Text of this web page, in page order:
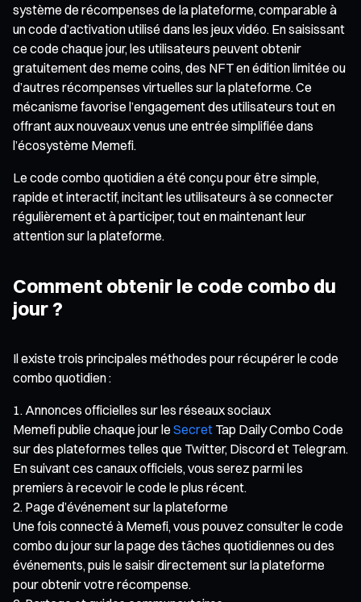
système de récompenses de la plateforme, comparable à
un code d’activation utilisé dans les jeux vidéo. En saisissant
ce code chaque jour, les utilisateurs peuvent obtenir
gratuitement des meme coins, des NFT en édition limitée ou
d’autres récompenses virtuelles sur la plateforme. Ce
mécanisme favorise l’engagement des utilisateurs tout en
offrant aux nouveaux venus une entrée simplifiée dans
l’écosystème Memefi.
Le code combo quotidien a été conçu pour être simple,
rapide et interactif, incitant les utilisateurs à se connecter
régulièrement et à participer, tout en maintenant leur
attention sur la plateforme.
Comment obtenir le code combo du
jour ?
Il existe trois principales méthodes pour récupérer le code
combo quotidien :
Annonces officielles sur les réseaux sociaux
Memefi publie chaque jour le Secret Tap Daily Combo Code
sur des plateformes telles que Twitter, Discord et Telegram.
En suivant ces canaux officiels, vous serez parmi les
premiers à recevoir le code le plus récent.
Page d’événement sur la plateforme
Une fois connecté à Memefi, vous pouvez consulter le code
combo du jour sur la page des tâches quotidiennes ou des
événements, puis le saisir directement sur la plateforme
pour obtenir votre récompense.